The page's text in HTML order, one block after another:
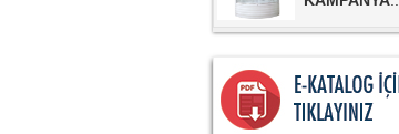
KAMPANYA.